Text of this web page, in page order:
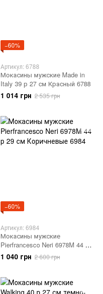
−60%
Артикул: 6788
Мокасины мужские Made in
Italy 39 р 27 см Красный 6788
1 014 грн 2 535 грн
−60%
Артикул: 6984
Мокасины мужские
Pierfrancesco Neri 6978M 44 р
29 см Коричневые 6984
1 040 грн 2 600 грн